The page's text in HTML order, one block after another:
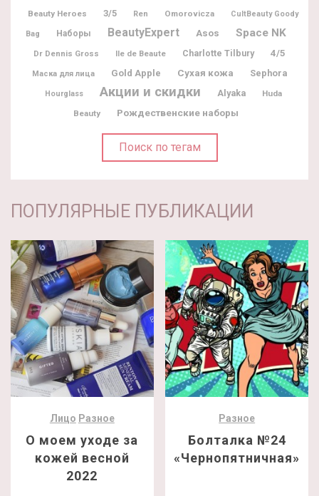
Beauty Heroes 3/5 Ren Omorovicza CultBeauty Goody
Bag Наборы BeautyExpert Asos Space NK
Dr Dennis Gross Ile de Beaute Charlotte Tilbury 4/5
Маска для лица Gold Apple Сухая кожа Sephora
Hourglass Акции и скидки Alyaka
Huda
Beauty
Рождественские наборы
Поиск по тегам
ПОПУЛЯРНЫЕ ПУБЛИКАЦИИ
Лицо Разное
О моем уходе за
кожей весной
2022
Разное
Болталка №24
«Чернопятничная»